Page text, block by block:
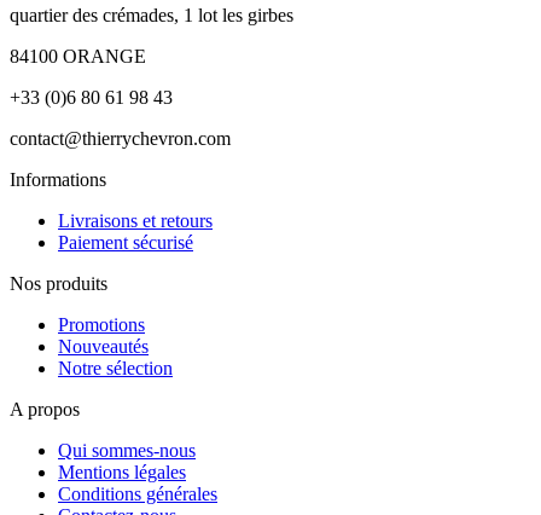
quartier des crémades, 1 lot les girbes
84100 ORANGE
+33 (0)6 80 61 98 43
contact@thierrychevron.com
Informations
Livraisons et retours
Paiement sécurisé
Nos produits
Promotions
Nouveautés
Notre sélection
A propos
Qui sommes-nous
Mentions légales
Conditions générales